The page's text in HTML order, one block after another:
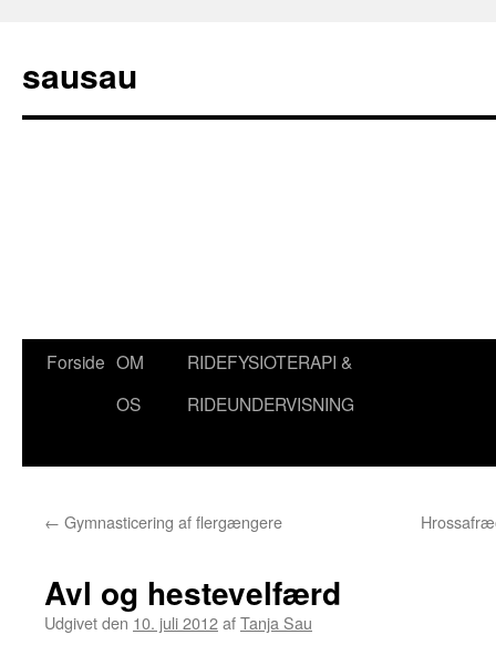
sausau
Hop
Forside OM
OS
RIDEFYSIOTERAPI &
RIDEUNDERVISNING
← Gymnasticering af flergængere
Avl og hestevelfærd
Udgivet den 10. juli 2012afTanja Sau